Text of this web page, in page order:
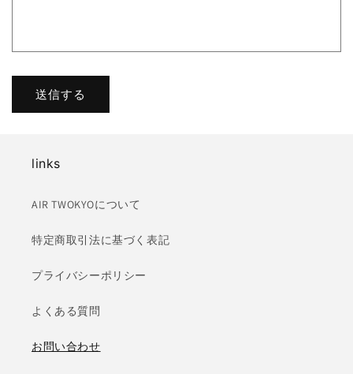
送信する
links
AIR TWOKYOについて
特定商取引法に基づく表記
プライバシーポリシー
よくある質問
お問い合わせ